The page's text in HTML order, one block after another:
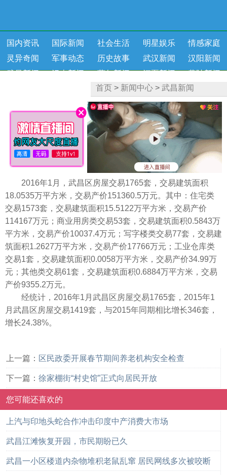
国内资讯 国际新闻 社会生活 明星娱乐
情感家庭
灵异奇闻
军事动态 历史故事 武汉新闻
汉阳新闻
武昌新闻
汉南新闻 蔡甸新闻 江夏新闻
黄陂新闻
首页 > 新闻中心 >武昌新闻
2016年1月，武昌区房屋交易1765套，交易建筑面积
18.0535万平方米，交易产价151360.5万元。其中：住宅类
交易1573套，交易建筑面积15.5122万平方米，交易产价
114167万元；商业用房类交易53套，交易建筑面积0.5843万
平方米，交易产价10037.4万元；写字楼类交易77套，交易建
筑面积1.2627万平方米，交易产价17766万元；工业仓库类
交易1套，交易建筑面积0.0058万平方米，交易产价34.99万
元；其他类交易61套，交易建筑面积0.6884万平方米，交易
产价9355.2万元。
经统计，2016年1月武昌区房屋交易1765套，2015年1
月武昌区房屋交易1419套，与2015年同期相比增长346套，
增长24.38%。
上一篇： 区民政委开展春节期间养老机构安全检查
下一篇： 徐家棚街“村史馆”正式向居民开放
您可能还喜欢的
上汽与印地头蛇合作冲击印度中产消费大市场
武昌江滩恢复开园，市民期盼已久
武昌一小区楼道内杂物堆积老鼠乱窜 居民网线多次被咬断